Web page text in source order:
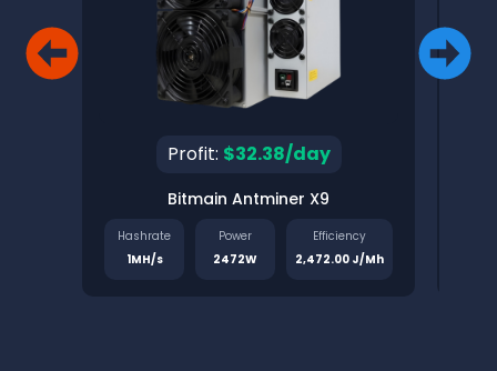
Profit: $32.38/day
Bitmain Antminer X9
Hashrate
1MH/s
Power
2472W
Efficiency
2,472.00 J/Mh